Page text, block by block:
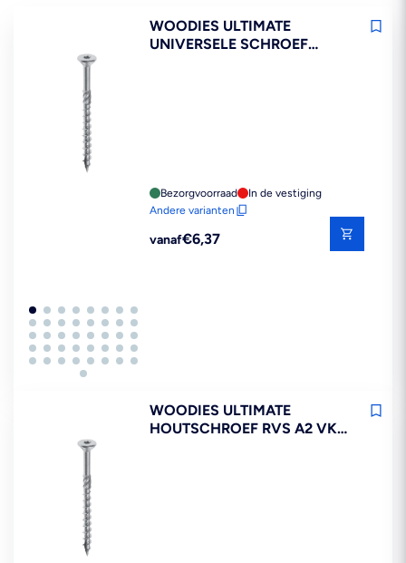
WOODIES ULTIMATE
UNIVERSELE SCHROEF
Bezorgvoorraad
In de vestiging
Andere varianten
Reguliere
vanaf€6,37
WOODIES ULTIMATE
HOUTSCHROEF RVS A2 VK